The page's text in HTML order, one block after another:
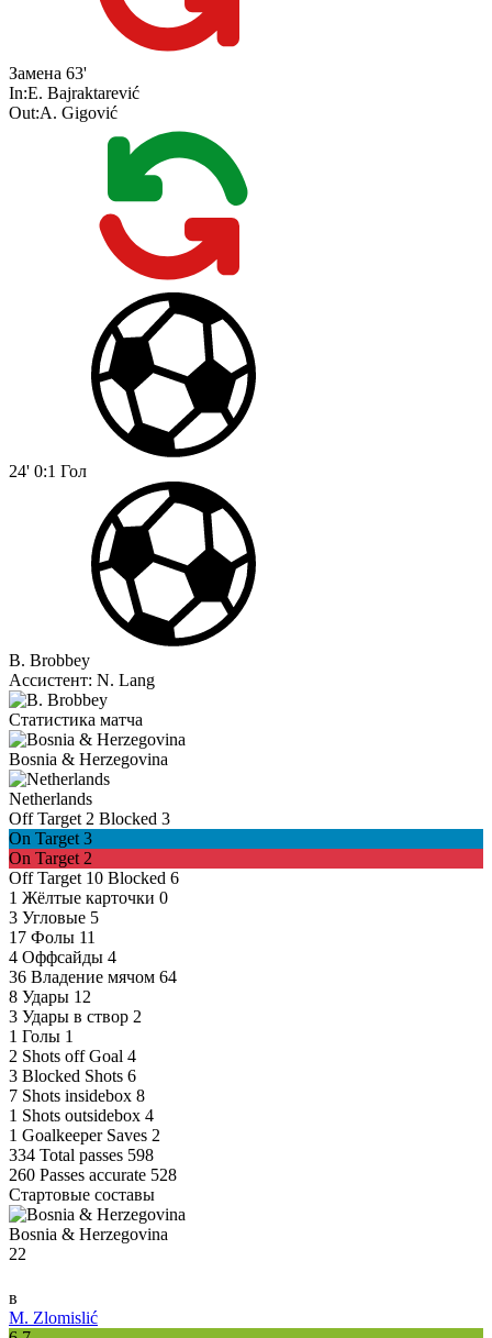
Замена 63'
In:E. Bajraktarević
Out:A. Gigović
24' 0:1 Гол
B. Brobbey
Ассистент: N. Lang
Статистика матча
Bosnia & Herzegovina
Netherlands
Off Target 2 Blocked 3
On Target 3
On Target 2
Off Target 10 Blocked 6
1 Жёлтые карточки 0
3 Угловые 5
17 Фолы 11
4 Оффсайды 4
36 Владение мячом 64
8 Удары 12
3 Удары в створ 2
1 Голы 1
2 Shots off Goal 4
3 Blocked Shots 6
7 Shots insidebox 8
1 Shots outsidebox 4
1 Goalkeeper Saves 2
334 Total passes 598
260 Passes accurate 528
Стартовые составы
Bosnia & Herzegovina
22
в
M. Zlomislić